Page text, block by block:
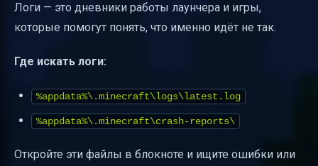
Логи — это дневники работы лаунчера и игры,
которые помогут понять, что именно идёт не так.
Где искать логи:
%appdata%\.minecraft\logs\latest.log
%appdata%\.minecraft\crash-reports\
Откройте эти файлы в блокноте и ищите ошибки или